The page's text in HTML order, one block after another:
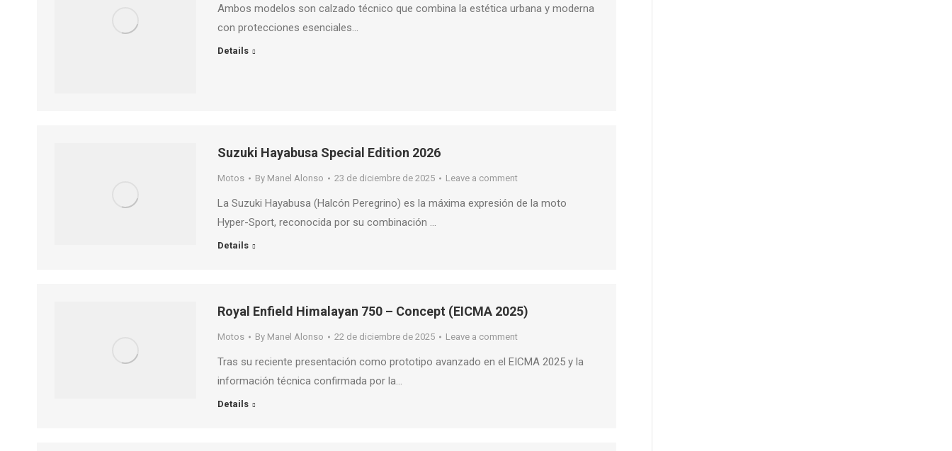
Ambos modelos son calzado técnico que combina la estética urbana y moderna
con protecciones esenciales…
Details
Suzuki Hayabusa Special Edition 2026
Motos By Manel Alonso 23 de diciembre de 2025 Leave a comment
La Suzuki Hayabusa (Halcón Peregrino) es la máxima expresión de la moto
Hyper-Sport, reconocida por su combinación …
Details
Royal Enfield Himalayan 750 – Concept (EICMA 2025)
Motos By Manel Alonso 22 de diciembre de 2025 Leave a comment
Tras su reciente presentación como prototipo avanzado en el EICMA 2025 y la
información técnica confirmada por la…
Details